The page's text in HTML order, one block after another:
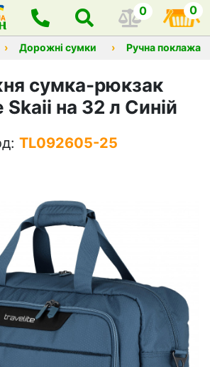
0 0
Дорожні сумки Ручна поклажа
сумка-рюкзак
на 32 л Синій
TL092605-25